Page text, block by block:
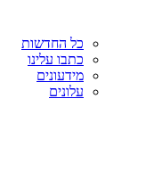
כל החדשות
כתבו עלינו
מידעונים
עלונים